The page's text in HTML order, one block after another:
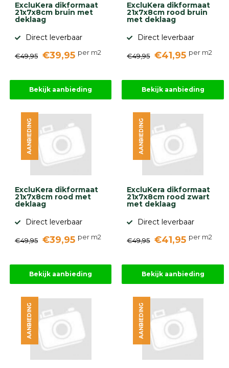
gebaseerd
ervaringen
ExcluKera dikformaat
21x7x8cm bruin met
deklaag
Direct leverbaar
€49,95 €39,95 per m2
Bekijk aanbieding
ExcluKera dikformaat
21x7x8cm rood bruin
met deklaag
Direct leverbaar
€49,95 €41,95 per m2
Bekijk aanbieding
ExcluKera dikformaat
21x7x8cm rood met
deklaag
Direct leverbaar
€49,95 €39,95 per m2
AANBIEDING
Bekijk aanbieding
ExcluKera dikformaat
21x7x8cm rood zwart
met deklaag
Direct leverbaar
€49,95 €41,95 per m2
AANBIEDING
Bekijk aanbieding
AANBIEDING AANBIEDING